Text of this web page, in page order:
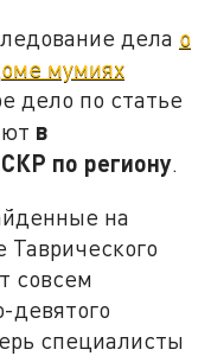
дела о
мумиях
дело по статье
в
по региону.
на
совсем
девятого
специалисты